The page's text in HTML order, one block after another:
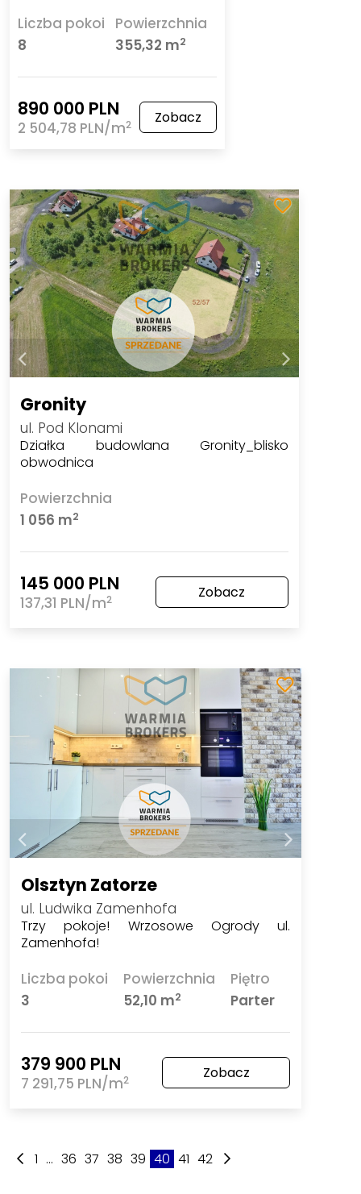
Liczba pokoi
8
Powierzchnia
355,32 m2
890 000 PLN
2 504,78 PLN/m2 Zobacz
Gronity
ul. Pod Klonami
Działka budowlana Gronity_blisko
obwodnica
Powierzchnia
1 056 m2
145 000 PLN
137,31 PLN/m2 Zobacz
Olsztyn Zatorze
ul. Ludwika Zamenhofa
Trzy pokoje! Wrzosowe Ogrody ul.
Zamenhofa!
Liczba pokoi
3
Powierzchnia
52,10 m2
Piętro
Parter
379 900 PLN
7 291,75 PLN/m2 Zobacz
1 ... 36 37 38 39 40 41 42